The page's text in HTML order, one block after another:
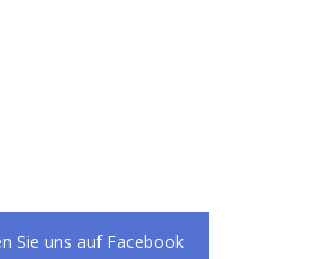
Sie uns auf Facebook